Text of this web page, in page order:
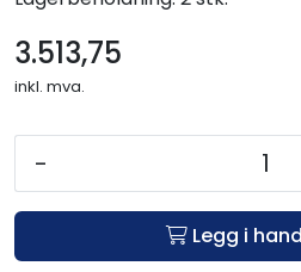
3.513,75
inkl. mva.
-
Legg i